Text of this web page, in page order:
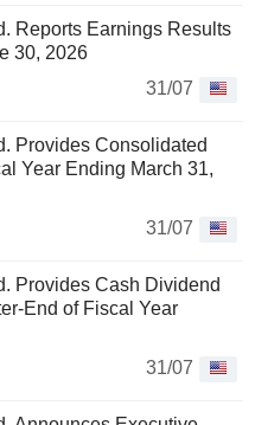
Reports Earnings Results
30, 2026
31/07
Provides Consolidated
Year Ending March 31,
31/07
Provides Cash Dividend
End of Fiscal Year
31/07